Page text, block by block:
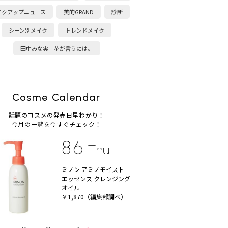
クアップニュース 美的GRAND 診断
シーン別メイク トレンドメイク
田中みな実｜花が言うには。
Cosme Calendar
話題のコスメの発売日早わかり！
今月の一覧を今すぐチェック！
8.6 Thu
ミノン アミノモイスト
エッセンス クレンジング
オイル
￥1,870（編集部調べ）